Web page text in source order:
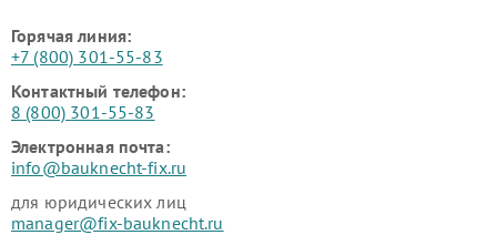
Горячая линия:
+7 (800) 301-55-83
Контактный телефон:
8 (800) 301-55-83
Электронная почта:
info@bauknecht-fix.ru
для юридических лиц
manager@fix-bauknecht.ru